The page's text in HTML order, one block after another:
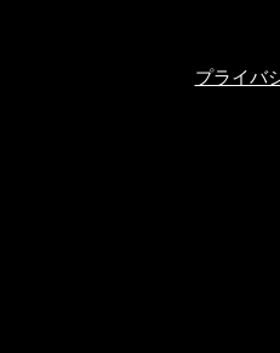
プライバ